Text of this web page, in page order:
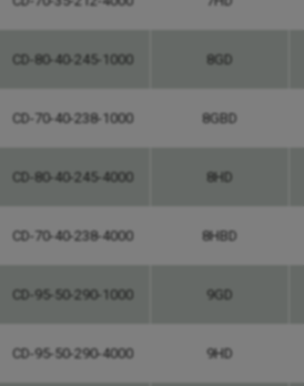
CD-80-40-245-1000 8GD
CD-70-40-238-1000 8GBD
CD-80-40-245-4000 8HD
CD-70-40-238-4000 8HBD
CD-95-50-290-1000 9GD
CD-95-50-290-4000 9HD